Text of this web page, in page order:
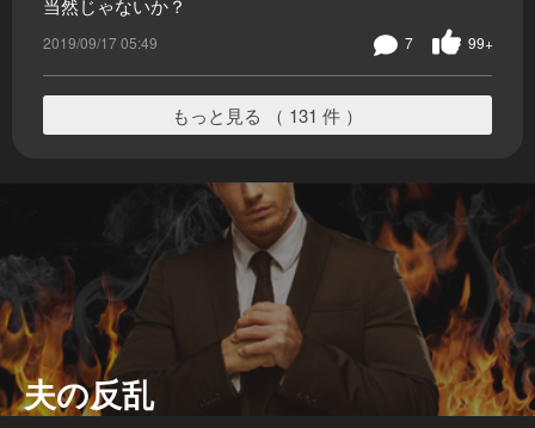
当然じゃないか？
2019/09/17 05:49 99+
7
もっと見る （ 131 件 ）
夫の反乱